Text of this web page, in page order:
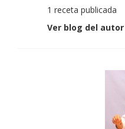
1 receta publicada
Ver blog del autor